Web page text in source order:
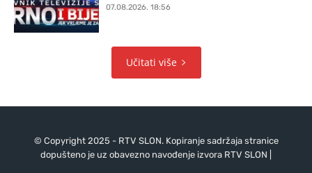
07.08.2026. 18:56
Učitati više
© Copyright 2025 - RTV SLON. Kopiranje sadržaja stranice
dopušteno je uz obavezno navođenje izvora RTV SLON |